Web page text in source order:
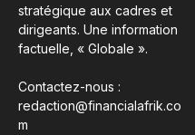
stratégique aux cadres et
dirigeants. Une information
factuelle, « Globale ».
Contactez-nous :
redaction@financialafrik.co
m